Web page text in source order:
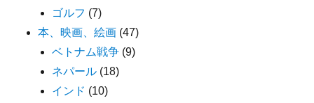
ゴルフ (7)
本、映画、絵画 (47)
ベトナム戦争 (9)
ネパール (18)
インド (10)